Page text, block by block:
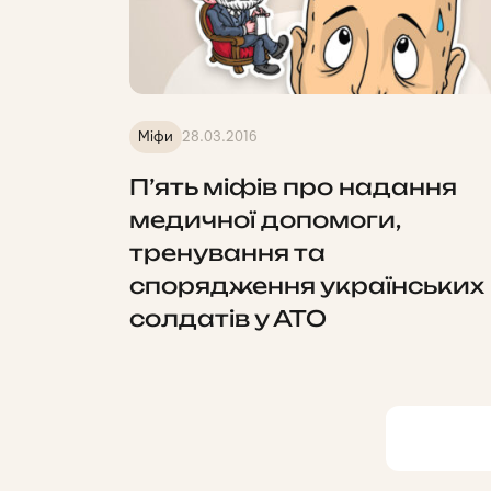
Міфи 28.03.2016
П’ять міфів про надання
медичної допомоги,
тренування та
спорядження українських
солдатів у АТО